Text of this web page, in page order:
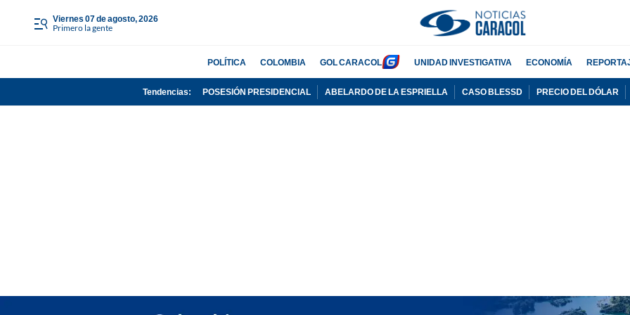
viernes 07 de agosto, 2026
Primero la gente
POLÍTICA COLOMBIA GOL CARACOL UNIDAD INVESTIGATIVA ECONOMÍA
Tendencias: POSESIÓN PRESIDENCIAL ABELARDO DE LA ESPRIELLA CASO BLESSD PRECIO DEL DÓLAR